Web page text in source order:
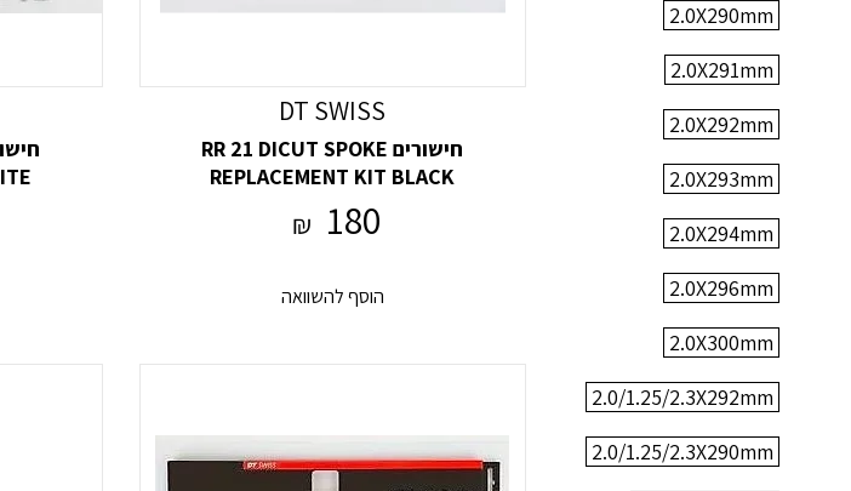
2.0X290mm
2.0X291mm
2.0X292mm
2.0X293mm
2.0X294mm
2.0X296mm
2.0X300mm
2.0/1.25/2.3X292mm
2.0/1.25/2.3X290mm
DT SWISS
חישורים RR 21 DICUT SPOKE
REPLACEMENT KIT BLACK
180
₪
הוסף להשוואה